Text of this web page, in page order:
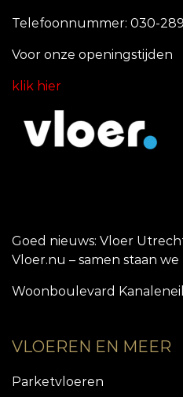
Telefoonnummer: 030-
Voor onze openingstijden
klik hier
Goed nieuws: Vloer
Vloer.nu – samen staan
Woonboulevard
VLOEREN EN MEER
Parketvloeren